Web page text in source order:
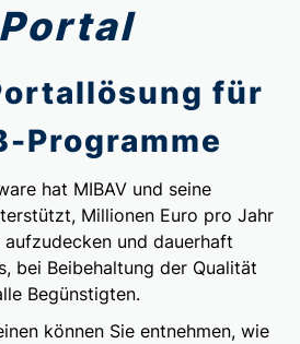
für
Programme
hat MIBAV und seine
Millionen Euro pro Jahr
und dauerhaft
bei Beibehaltung der Qualität
Begünstigten.
können Sie entnehmen, wie